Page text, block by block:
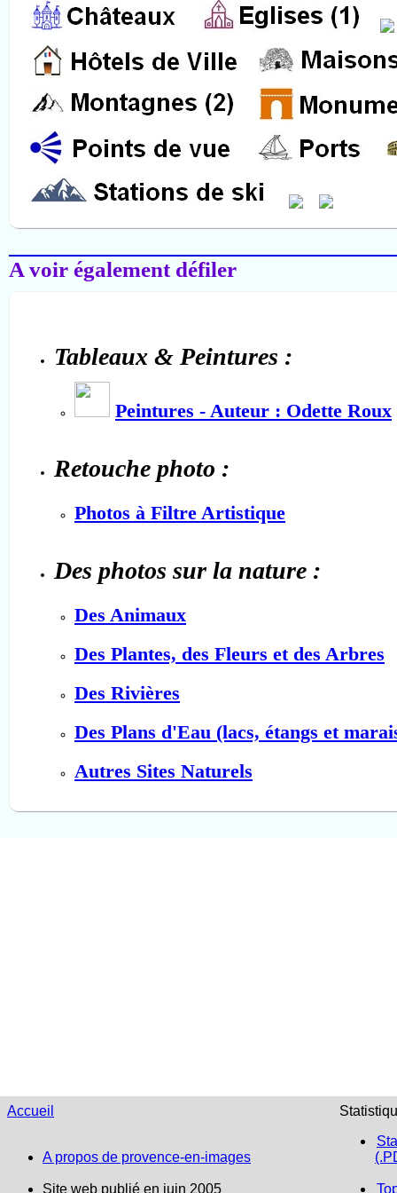
Salon-de-Provence
A voir également défiler
Tableaux & Peintures :
Peintures - Auteur : Odette Roux
Retouche photo :
Photos à Filtre Artistique
Des photos sur la nature :
Des Animaux
Des Plantes, des Fleurs et des Arbres
Des Rivières
Des Plans d'Eau (lacs, étangs et
Autres Sites Naturels
Accueil
A propos de provence-en-images
Site web publié en juin 2005